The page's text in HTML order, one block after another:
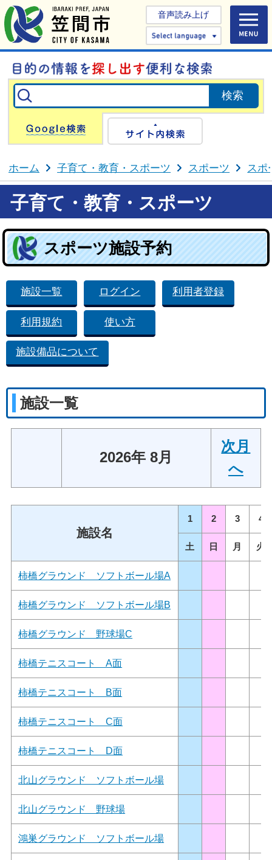
音声読み上げ
Select
Google検索
ホーム 子育て・教育・スポーツ スポーツ スポ
子育て・教育・スポーツ
スポーツ施設予約
施設一覧 ログイン 利用者登録
利用規約 使い方
施設備品について
施設一覧
2026年 8月
次月
へ
施設名
1 2 3 4
土 日 月 火
柿橋グラウンド ソフトボール場A
柿橋グラウンド ソフトボール場B
柿橋グラウンド 野球場C
柿橋テニスコート A面
柿橋テニスコート B面
柿橋テニスコート C面
柿橋テニスコート D面
北山グラウンド ソフトボール場
北山グラウンド 野球場
鴻巣グラウンド ソフトボール場